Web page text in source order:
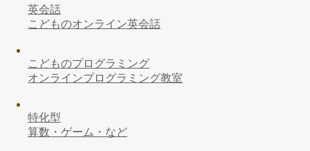
英会話
こどものオンライン英会話
こどものプログラミング
オンラインプログラミング教室
特化型
算数・ゲーム・など